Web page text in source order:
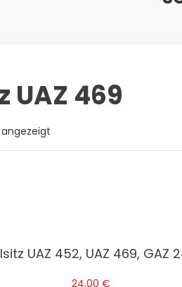
UAZ 469
angezeigt
UAZ 452, UAZ 469, GAZ
24,00 €